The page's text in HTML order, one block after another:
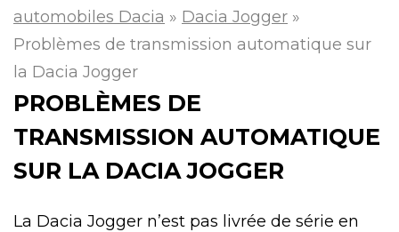
automobiles Dacia » Dacia Jogger »
Problèmes de transmission automatique sur
la Dacia Jogger
PROBLÈMES DE
TRANSMISSION AUTOMATIQUE
SUR LA DACIA JOGGER
La Dacia Jogger n’est pas livrée de série en